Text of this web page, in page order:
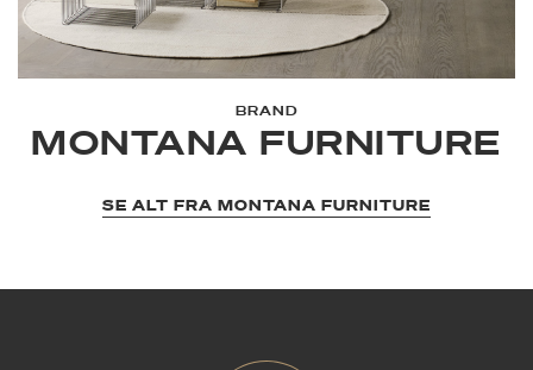
BRAND
MONTANA FURNITURE
SE ALT FRA MONTANA FURNITURE